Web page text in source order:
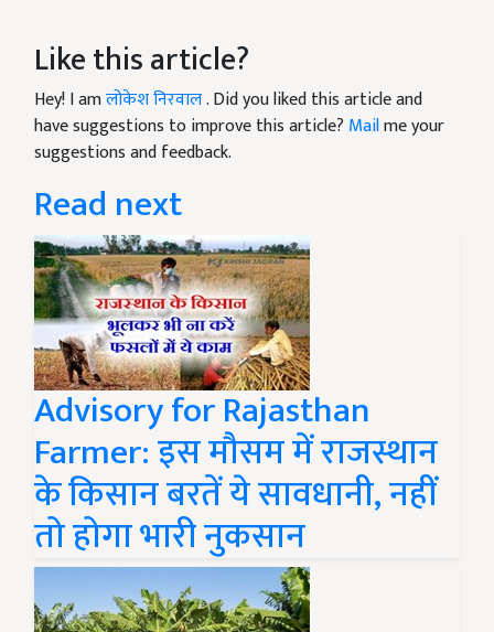
Like this article?
Hey! I amलोकेश निरवाल. Did you liked this article and
have suggestions to improve this article? Mailme your
suggestions and feedback.
Read next
Advisory for Rajasthan
Farmer: इस मौसम में राजस्थान
के किसान बरतें ये सावधानी, नहीं
तो होगा भारी नुकसान